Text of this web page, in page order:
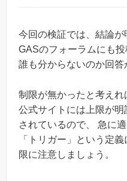
今回の検証では、結論が
GASのフォーラムにも投
誰も分からないのか回答
制限が無かったと考えれ
公式サイトには上限が明
されているので、 急に
「トリガー」という定
限に注意しましょう。